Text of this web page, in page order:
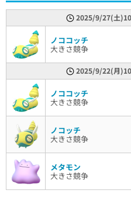
2025/9/27(土
ノココッチ
大きさ競争
2025/9/22(月
ノココッチ
大きさ競争
ノコッチ
大きさ競争
メタモン
大きさ競争